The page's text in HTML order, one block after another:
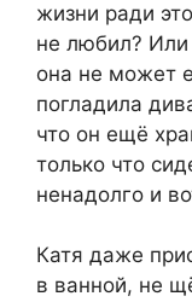
жизни ради
не любил?
она не может
погладила
что он ещё
только что
ненадолго и
Катя даже
в ванной, не